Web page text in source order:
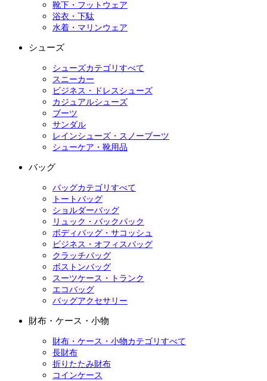
靴下・フットウェア
浴衣・下駄
水着・マリンウェア
シューズ
シューズカテゴリすべて
スニーカー
ビジネス・ドレスシューズ
カジュアルシューズ
ブーツ
サンダル
レインシューズ・スノーブーツ
シューケア・靴用品
バッグ
バッグカテゴリすべて
トートバッグ
ショルダーバッグ
リュック・バックパック
ボディバッグ・サコッシュ
ビジネス・オフィスバッグ
クラッチバッグ
ボストンバッグ
スーツケース・トランク
エコバッグ
バッグアクセサリー
財布・ケース・小物
財布・ケース・小物カテゴリすべて
長財布
折りたたみ財布
コインケース